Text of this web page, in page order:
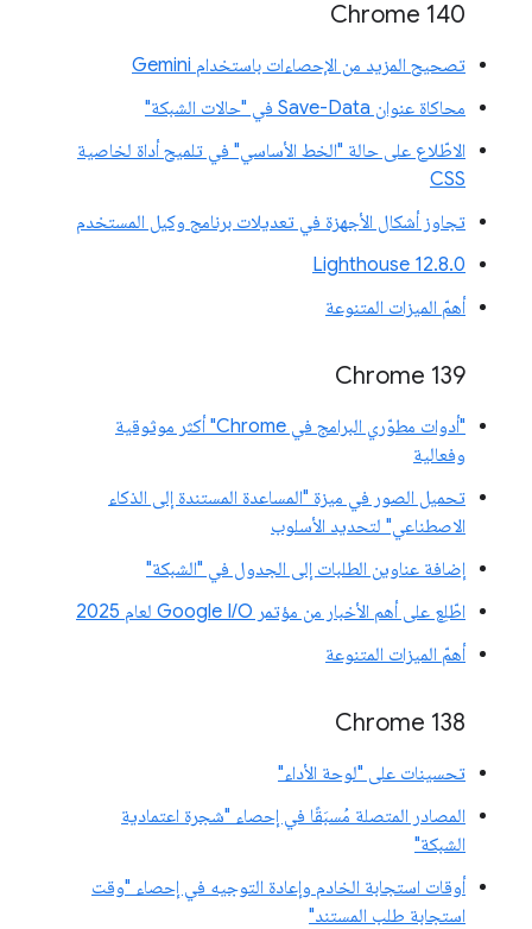
Chrome 140
تصحيح المزيد من الإحصاءات باستخدام Gemini
محاكاة عنوان Save-Data في "حالات الشبكة"
الاطّلاع على حالة "الخط الأساسي" في تلميح أداة لخاصية
CSS
تجاوز أشكال الأجهزة في تعديلات برنامج وكيل المستخدم
‫Lighthouse 12.8.0
أهمّ الميزات المتنوعة
‫Chrome 139
"أدوات مطوّري البرامج في Chrome" أكثر موثوقية
وفعالية
تحميل الصور في ميزة "المساعدة المستندة إلى الذكاء
الاصطناعي" لتحديد الأسلوب
إضافة عناوين الطلبات إلى الجدول في "الشبكة"
اطّلِع على أهم الأخبار من مؤتمر Google I/O لعام 2025
أهمّ الميزات المتنوعة
‫Chrome 138
تحسينات على "لوحة الأداء"
المصادر المتصلة مُسبَقًا في إحصاء "شجرة اعتمادية
الشبكة"
أوقات استجابة الخادم وإعادة التوجيه في إحصاء "وقت
استجابة طلب المستند"